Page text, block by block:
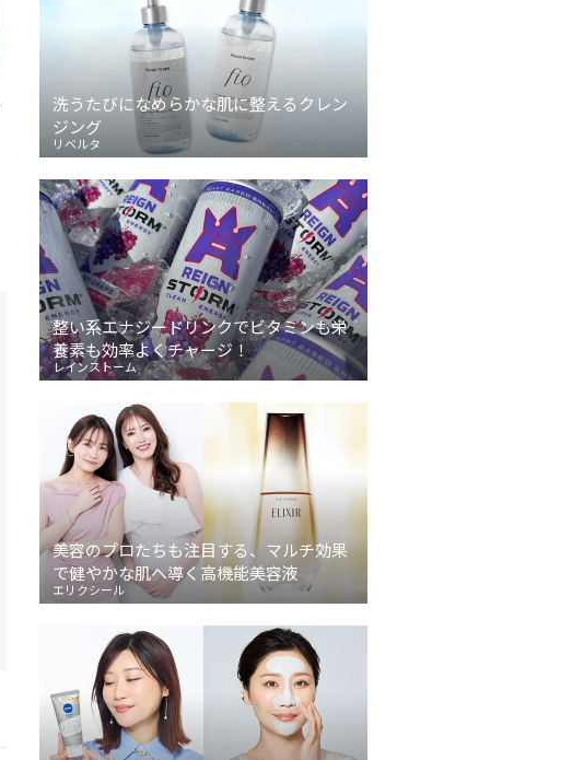
洗うたびになめらかな肌に整えるクレン
ジング
リベルタ
整い系エナジードリンクでビタミンも栄
養素も効率よくチャージ！
レインストーム
美容のプロたちも注目する、マルチ効果
で健やかな肌へ導く高機能美容液
エリクシール